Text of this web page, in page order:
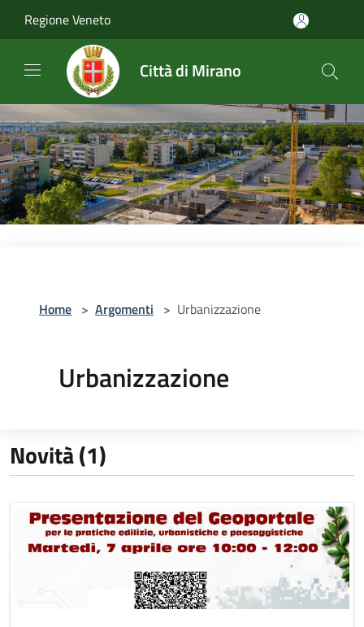
Regione Veneto
Città di Mirano
Home > Argomenti > Urbanizzazione
Urbanizzazione
Novità (1)